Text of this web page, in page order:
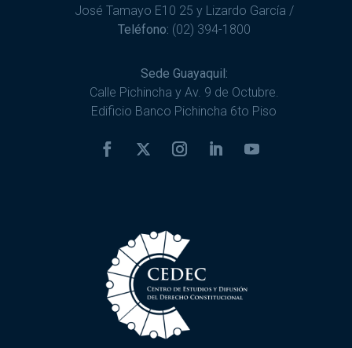
José Tamayo E10 25 y Lizardo García /
Teléfono: (02) 394-1800
Sede Guayaquil:
Calle Pichincha y Av. 9 de Octubre.
Edificio Banco Pichincha 6to Piso